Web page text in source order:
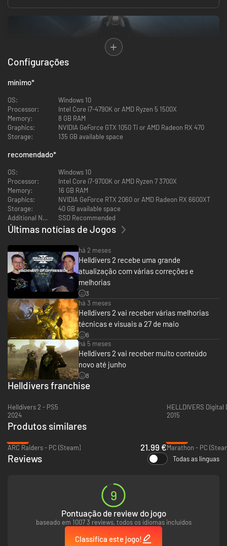
A última linha ofensiva da Galáxia.
Aliste-se aos Helldivers e lute pela Liberdade numa galáxia hostil neste
feroz, frenético e veloz jogo de tiro em terceira pessoa.
TRANSMISSÃO URGENTE – FORÇAS ARMADAS DA
SUPERTERRA
Liberdade. Paz. Democracia. Seus direitos por ter nascido na Superterra.
Os principais pilares da nossa civilização.
Da nossa existência.
Mas guerra continua. E, mais uma vez, tudo está em risco.
Junte-se à maior força militar que a Galáxia já viu e garanta a segurança
e a paz do lugar.
TORNE-SE UMA LENDA
Você entrará em um esquadrão de até quatro Helldivers e receberá
missões estratégicas.
Cuide de seus aliados — o fogo amigo é um triste
fato da guerra, mas é impossível vencer sem trabalhar em equipe.
APARATOS
Provoque uma chuva de Liberdade, infiltre-se em território inimigo ou
Configurações
mínimo*
OS:
Windows 10
Processor:
Intel Core i7-4790K or AMD Ryzen 5 1500X
Memory:
8 GB RAM
Graphics:
NVIDIA GeForce GTX 1050 Ti or AMD Radeon RX 470
Storage:
135 GB available space
recomendado*
OS:
Windows 10
Processor:
Intel Core i7-9700K or AMD Ryzen 7 3700X
Memory:
16 GB RAM
Graphics:
NVIDIA GeForce RTX 2060 or AMD Radeon RX 6600XT
Storage:
40 GB available space
Additional Notes:
SSD Recommended
Últimas notícias de Jogos
há 2 meses
Helldivers 2 recebe uma grande
atualização com várias correções e
melhorias
3
há 3 meses
Helldivers 2 vai receber várias melhorias
técnicas e visuais a 27 de maio
6
há 5 meses
Helldivers 2 vai receber muito conteúdo
novo até junho
8
Helldivers franchise
Helldivers 2 - PS5
2024
HELLDIVERS
2015
Produtos similares
ARC Raiders - PC (Steam)
21.99 €Marathon - PC
Reviews Todas as línguas
9
Pontuação de review do jogo
baseado em 1007 3 reviews, todos os idiomas incluídos
Classifica este jogo!